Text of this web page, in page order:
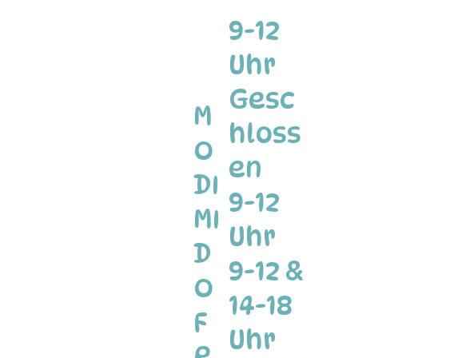
M
O
DI
MI
D
O
F
9-12
Uhr
Gesc
hloss
en
9-12
Uhr
9-12 &
14-18
Uhr